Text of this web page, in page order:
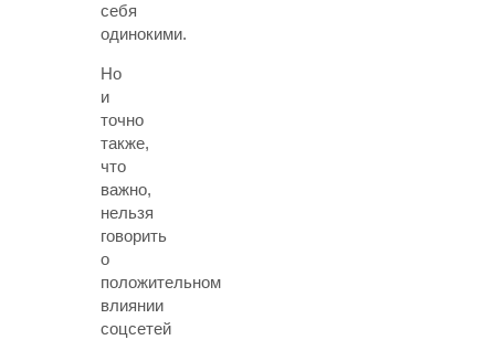
себя
одинокими.
Но
и
точно
также,
что
важно,
нельзя
говорить
о
положительном
влиянии
соцсетей